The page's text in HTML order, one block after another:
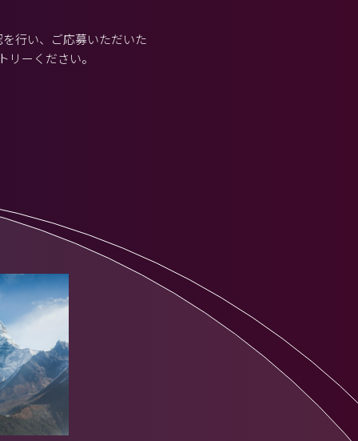
行い、ご応募いただいた
ーください。